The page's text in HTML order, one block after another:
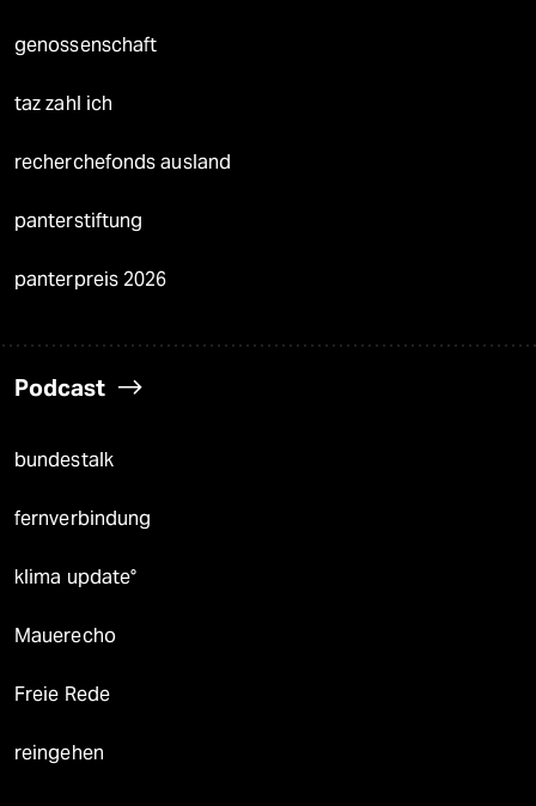
genossenschaft
taz zahl ich
recherchefonds ausland
panterstiftung
panterpreis 2026
Podcast
bundestalk
fernverbindung
klima update°
Mauerecho
Freie Rede
reingehen